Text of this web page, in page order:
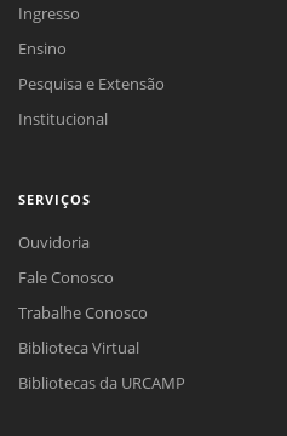
Ingresso
Ensino
Pesquisa e Extensão
Institucional
SERVIÇOS
Ouvidoria
Fale Conosco
Trabalhe Conosco
Biblioteca Virtual
Bibliotecas da URCAMP